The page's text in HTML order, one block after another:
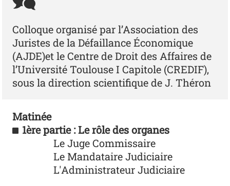
Colloque organisé par l’Association des
Juristes de la Défaillance Économique
(AJDE)et le Centre de Droit des Affaires de
l’Université Toulouse I Capitole (CREDIF),
sous la direction scientifique de J. Théron
Matinée
1ère partie : Le rôle des organes
Le Juge Commissaire
Le Mandataire Judiciaire
L'Administrateur Judiciaire